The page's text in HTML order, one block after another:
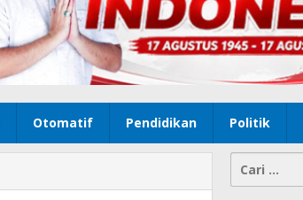
Otomatif Pendidikan Politik
untuk: